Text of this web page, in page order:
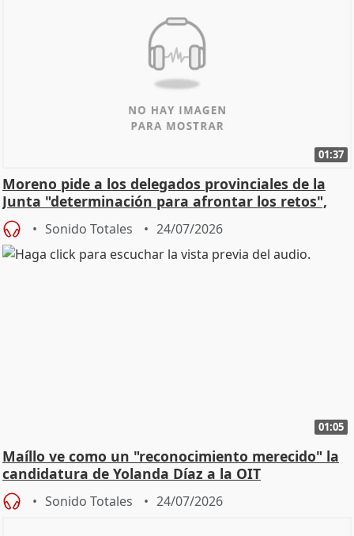
01:37
Moreno pide a los delegados provinciales de la
Junta "determinación para afrontar los retos",
diálog
Sonido Totales 24/07/2026
01:05
Maíllo ve como un "reconocimiento merecido" la
candidatura de Yolanda Díaz a la OIT
Sonido Totales 24/07/2026